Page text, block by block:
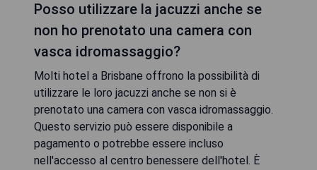
Posso utilizzare la jacuzzi anche se
non ho prenotato una camera con
vasca idromassaggio?
Molti hotel a Brisbane offrono la possibilità di
utilizzare le loro jacuzzi anche se non si è
prenotato una camera con vasca idromassaggio.
Questo servizio può essere disponibile a
pagamento o potrebbe essere incluso
nell'accesso al centro benessere dell'hotel. È